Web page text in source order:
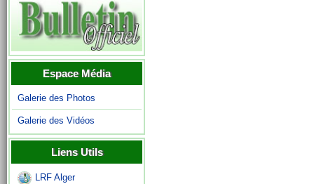
Espace Média
Galerie des Photos
Galerie des Vidéos
Liens Utils
LRF Alger